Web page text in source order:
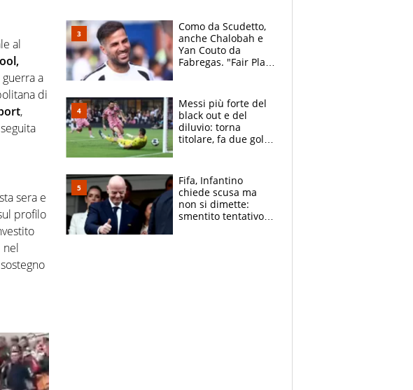
al
a
di
,
sera e
profilo
nel
Como da Scudetto,
anche Chalobah e
Yan Couto da
Fabregas. "Fair Play
multa"
Messi più forte del
black out e del
diluvio: torna
titolare, fa due gol e
che ritiro
Fifa, Infantino
chiede scusa ma
non si dimette:
smentito tentativo di